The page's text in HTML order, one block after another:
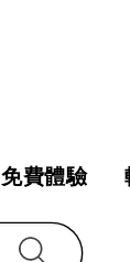
免費體驗